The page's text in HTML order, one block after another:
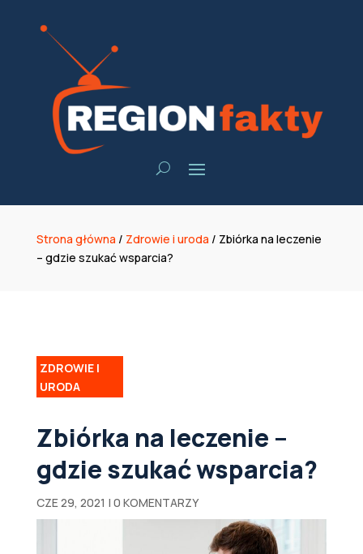
Strona główna / Zdrowie i uroda / Zbiórka na leczenie
– gdzie szukać wsparcia?
ZDROWIE I
URODA
Zbiórka na leczenie –
gdzie szukać wsparcia?
CZE 29, 2021 | 0 KOMENTARZY